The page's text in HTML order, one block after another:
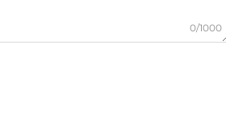
0/1000